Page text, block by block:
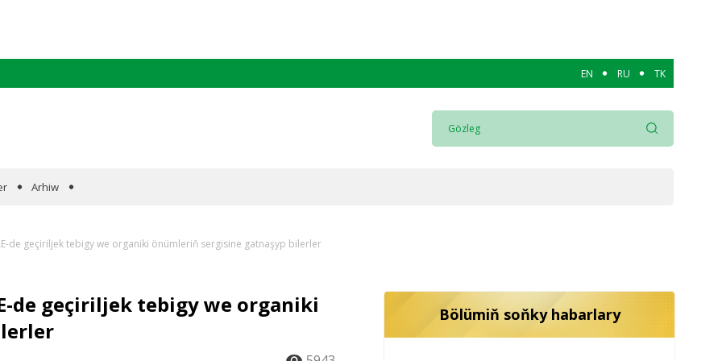
EN RU TK
Arhiw
de geçiriljek tebigy we organiki önümleriň sergisine gatnaşyp bilerler
de geçiriljek tebigy we organiki
Bölümiň soňky habarlary